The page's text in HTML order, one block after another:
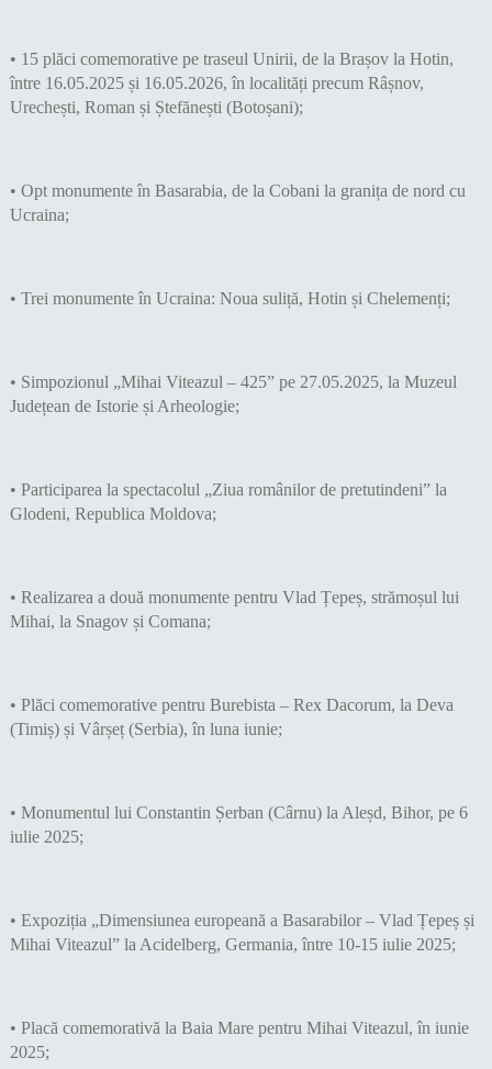
• 15 plăci comemorative pe traseul Unirii, de la Brașov la Hotin,
între 16.05.2025 și 16.05.2026, în localități precum Râșnov,
Urechești, Roman și Ștefănești (Botoșani);
• Opt monumente în Basarabia, de la Cobani la granița de nord cu
Ucraina;
• Trei monumente în Ucraina: Noua suliță, Hotin și Chelemenți;
• Simpozionul „Mihai Viteazul – 425” pe 27.05.2025, la Muzeul
Județean de Istorie și Arheologie;
• Participarea la spectacolul „Ziua românilor de pretutindeni” la
Glodeni, Republica Moldova;
• Realizarea a două monumente pentru Vlad Țepeș, strămoșul lui
Mihai, la Snagov și Comana;
• Plăci comemorative pentru Burebista – Rex Dacorum, la Deva
(Timiș) și Vârșeț (Serbia), în luna iunie;
• Monumentul lui Constantin Șerban (Cârnu) la Aleșd, Bihor, pe 6
iulie 2025;
• Expoziția „Dimensiunea europeană a Basarabilor – Vlad Țepeș și
Mihai Viteazul” la Acidelberg, Germania, între 10-15 iulie 2025;
• Placă comemorativă la Baia Mare pentru Mihai Viteazul, în iunie
2025;